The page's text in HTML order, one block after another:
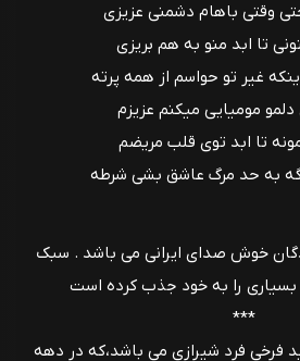
وقتی باهام دشمنی عزیزی
تا ابد منو به هم بریزی
غیر تو حواسم از همه پرته
مومیایی میکنم عزیزم
تا ابد توی قلب مریضم
به حد مرگ عاشق بشی شرطه
خوش صدای ایرانی می باشد . سبک
بسیاری را به خود جذب کرده است
***
فرخی فرد شیرازی می باشد،که در دهه